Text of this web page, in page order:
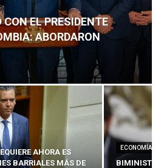
EL PRESIDENTE
ABORDARON
AHORA ES
BARRIALES MÁS DE
ECONOMÍA
BIMINISTRO